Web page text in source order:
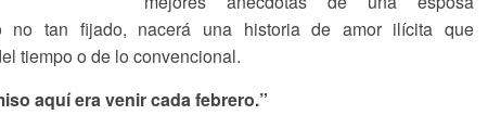
no tan fijado, nacerá una historia de amor ilícita que
tiempo o de lo convencional.
aquí era venir cada febrero.”